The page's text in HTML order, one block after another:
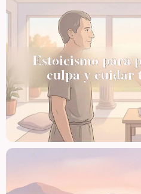
Estoicismo para
culpa y cuidar